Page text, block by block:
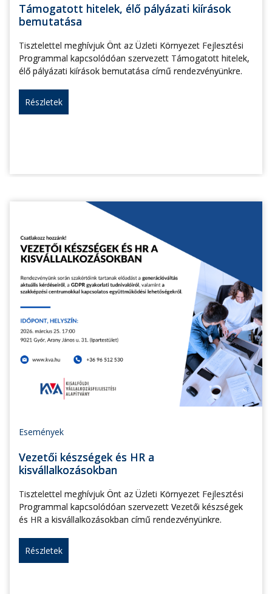
Támogatott hitelek, élő pályázati kiírások
bemutatása
Tisztelettel meghívjuk Önt az Üzleti Környezet Fejlesztési
Programmal kapcsolódóan szervezett Támogatott hitelek,
élő pályázati kiírások bemutatása című rendezvényünkre.
Részletek
Események
Vezetői készségek és HR a
kisvállalkozásokban
Tisztelettel meghívjuk Önt az Üzleti Környezet Fejlesztési
Programmal kapcsolódóan szervezett Vezetői készségek
és HR a kisvállalkozásokban című rendezvényünkre.
Részletek